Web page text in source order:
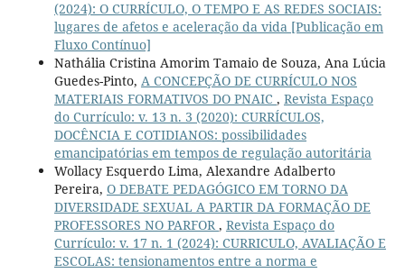
(2024): O CURRÍCULO, O TEMPO E AS REDES SOCIAIS:
lugares de afetos e aceleração da vida [Publicação em
Fluxo Contínuo]
Nathália Cristina Amorim Tamaio de Souza, Ana Lúcia
Guedes-Pinto, A CONCEPÇÃO DE CURRÍCULO NOS
MATERIAIS FORMATIVOS DO PNAIC , Revista Espaço
do Currículo: v. 13 n. 3 (2020): CURRÍCULOS,
DOCÊNCIA E COTIDIANOS: possibilidades
emancipatórias em tempos de regulação autoritária
Wollacy Esquerdo Lima, Alexandre Adalberto
Pereira, O DEBATE PEDAGÓGICO EM TORNO DA
DIVERSIDADE SEXUAL A PARTIR DA FORMAÇÃO DE
PROFESSORES NO PARFOR, Revista Espaço do
Currículo: v. 17 n. 1 (2024): CURRICULO, AVALIAÇÃO E
ESCOLAS: tensionamentos entre a norma e